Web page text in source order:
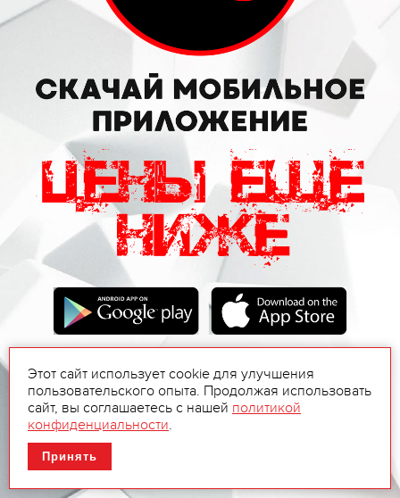
Этот сайт использует cookie для улучшения
пользовательского опыта. Продолжая использовать
сайт, вы соглашаетесь с нашей политикой
конфиденциальности.
Принять